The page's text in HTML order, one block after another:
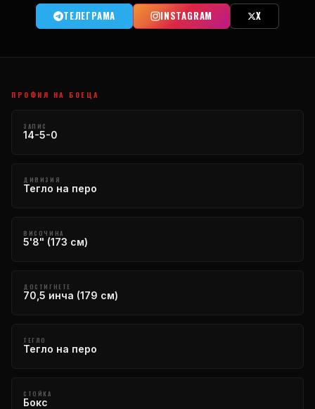
ТЕЛЕГРАМА INSTAGRAM X
ПРОФИЛ НА БОЕЦА
ЗАПИС
14-5-0
ДИВИЗИЯ
Тегло на перо
ВИСОЧИНА
5'8" (173 см)
ДОСТИГНЕТЕ
70,5 инча (179 см)
ТЕГЛО
Тегло на перо
СТОЙКА
Бокс